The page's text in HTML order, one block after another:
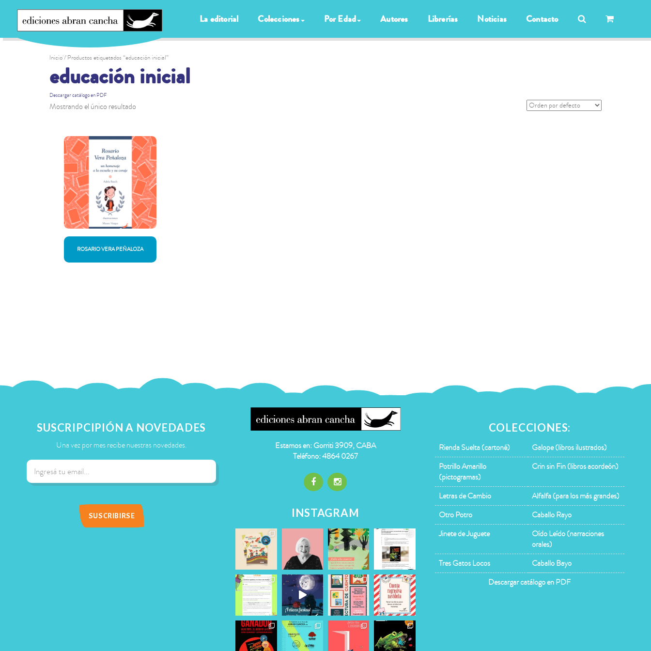
La editorial Colecciones Por Edad Autores Librerías Noticias Contacto
Inicio/ Productos etiquetados “educación inicial”
educación inicial
Descargar catálogo en PDF
Mostrando el único resultado
ROSARIO VERA PEÑALOZA
SUSCRIPCIPIÓN A NOVEDADES
Una vez por mes recibe nuestras novedades.
Estamos en: Gorriti 3909, CABA
Teléfono: 4864 0267
INSTAGRAM
COLECCIONES:
Rienda Suelta (cartoné)
Galope (libros ilustrados)
Potrillo Amarillo
(pictogramas)
Crin sin Fin (libros acordeón)
Letras de Cambio
Alfalfa (para los más grandes)
Otro Potro
Caballo Rayo
Jinete de Juguete
Oído Leído (narraciones
orales)
Tres Gatos Locos
Caballo Bayo
Descargar catálogo en PDF